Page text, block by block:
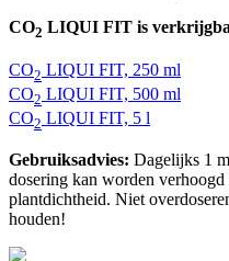
CO2 LIQUI FIT is
CO2 LIQUI FIT, 250 ml
CO2 LIQUI FIT, 500 ml
CO2 LIQUI FIT, 5 l
Gebruiksadvies: Dagelijks 1
dosering kan worden
plantdichtheid. Niet
houden!